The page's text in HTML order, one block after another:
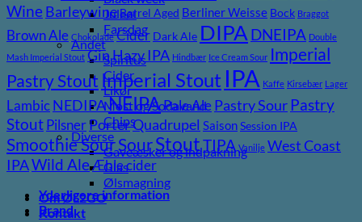
Juleøl
Farsdag
Andet
Spiritus
Cider
Likør
Most og Sodavand
Chips
Diverse
Gaveæsker og indpakning
Glas
Ølsmagning
Om ØL2GO
Kontakt
Wine BarleywineBarrel Aged Berliner Weisse Bock Braggot
Brown Ale Chokolade Cider Dark Ale DIPA DNEIPA Double
Mash Imperial Stout GinHazy IPA Hindbær Ice Cream Sour Imperial
Pastry Stout Imperial Stout IPA Kaffe Kirsebær Lager
Lambic NEDIPANEIPAPale Ale Pastry Sour Pastry
Stout Pilsner PorterQuadrupel SaisonSession IPA
Smoothie SourSourStoutTIPA Vanilje West Coast
IPAWild Ale Æble cider
Yderligere information
Brand